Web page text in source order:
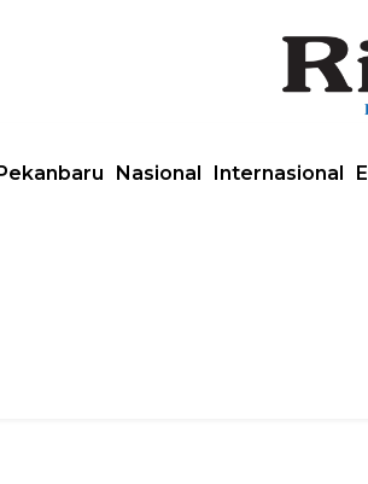
Nasional Internasional